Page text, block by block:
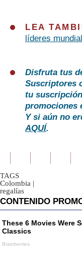
LEA
líderes
Disfruta tus
Suscriptores
tu
promociones
Y si aún no
AQUÍ.
TAGS
Colombia |
regalías